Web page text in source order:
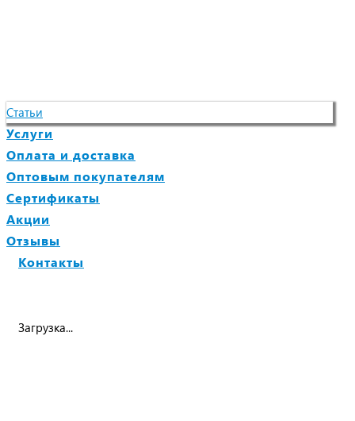
Статьи
Услуги
Оплата и доставка
Оптовым покупателям
Сертификаты
Акции
Отзывы
Контакты
Загрузка...